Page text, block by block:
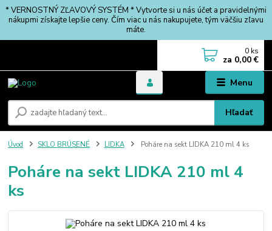
* VERNOSTNÝ ZĽAVOVÝ SYSTÉM * Vytvorte si u nás účet a pravidelnými
nákupmi získajte lepšie ceny. Čím viac u nás nakupujete, tým väčšiu zľavu
máte.
Menu
Hľadať
0 ks
za 0,00 €
Úvod SKLO BRÚSENÉ LIDKA Poháre na sekt LIDKA 210 ml 4 ks
Poháre na sekt LIDKA 210 ml 4
ks